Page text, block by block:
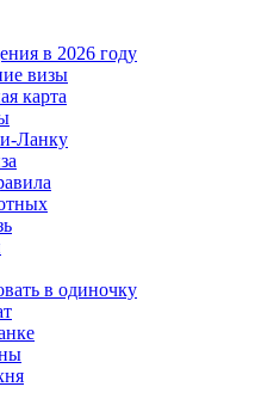
в 2026 году
визы
карта
Ланку
в одиночку